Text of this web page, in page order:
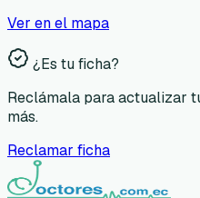
Ver en el mapa
¿Es tu ficha?
Reclámala para actualizar
más.
Reclamar ficha